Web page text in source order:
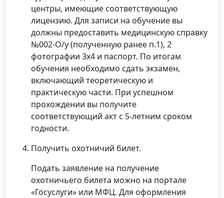
центры, имеющие соответствующую
лицензию. Для записи на обучение вы
должны предоставить медицинскую справку
№002-О/у (полученную ранее п.1), 2
фотографии 3х4 и паспорт. По итогам
обучения необходимо сдать экзамен,
включающий теоретическую и
практическую части. При успешном
прохождении вы получите
соответствующий акт с 5-летним сроком
годности.
Получить охотничий билет.
Подать заявление на получение
охотничьего билета можно на портале
«Госуслуги» или МФЦ. Для оформления